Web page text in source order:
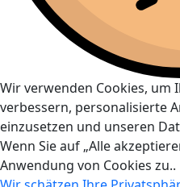
Wir verwenden Cookies, um
verbessern, personalisierte
einzusetzen und unseren
Wenn Sie auf „Alle
Anwendung von Cookies zu..